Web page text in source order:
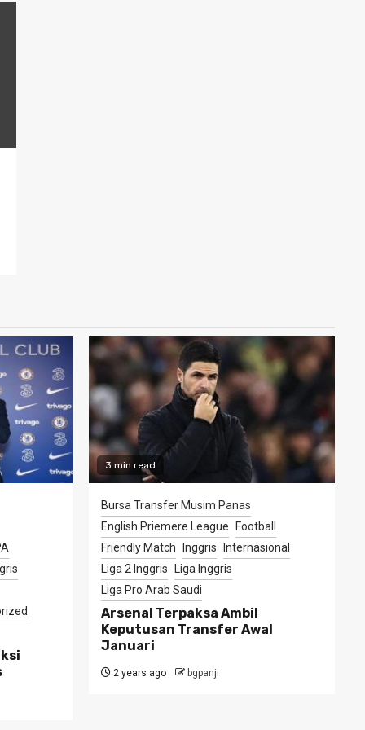
3 min read
Bursa Transfer Musim Panas
English Priemere League
Football
Friendly Match
Inggris
Internasional
Liga 2 Inggris
Liga Inggris
Liga Pro Arab Saudi
Arsenal Terpaksa Ambil
Keputusan Transfer Awal
Januari
2 years ago bgpanji